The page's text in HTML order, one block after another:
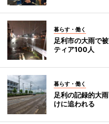
暮らす・働く
足利市の大雨で
ティア100人
暮らす・働く
足利の記録的大
けに追われる